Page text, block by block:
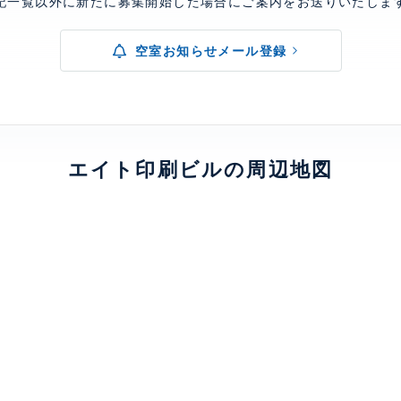
空室お知らせメール登録
エイト印刷ビルの周辺地図